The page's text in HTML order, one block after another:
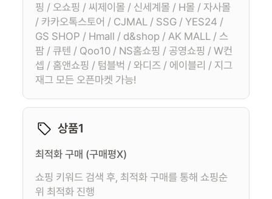
핑 / 오쇼핑 / 씨제이몰 / 신세계몰 / H몰 / 자사몰
/ 카카오톡스토어 / CJMAL / SSG / YES24 /
GS SHOP / Hmall / d&shop / AK MALL / 스
팜 / 큐텐 / Qoo10 / NS홈쇼핑 / 공영쇼핑 / W컨
셉 / 홈앤쇼핑 / 텀블벅 / 와디즈 / 에이블리 / 지그
재그 모든 오픈마켓 가능!
상품1
최적화 구매 (구매평X)
쇼핑 키워드 검색 후, 최적화 구매를 통해 쇼핑순
위 최적화 진행